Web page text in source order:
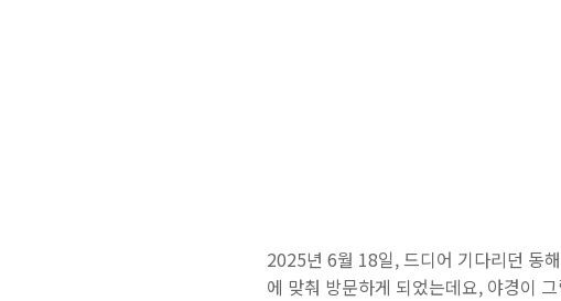
2025년 6월 18일, 드디어 기다리던 동
에 맞춰 방문하게 되었는데요, 야경이